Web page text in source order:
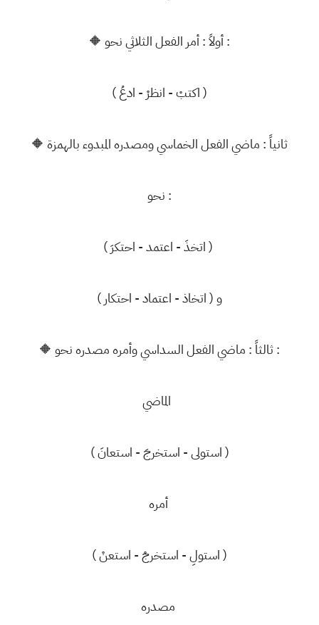
🔶 أولاً : أمر الفعل الثلاثي نحو :
( اكتبْ - انظرْ - ادعُ )
🔶 ثانياً : ماضي الفعل الخماسي ومصدره المبدوء بالهمزة
نحو :
( اتخذَ - اعتمد - احتكرَ )
و ( اتخاذ - اعتماد - احتكار )
🔶 ثالثاً : ماضي الفعل السداسي وأمره مصدره نحو :
( استولى - استخرجَ - استعانَ )
أمره
( استولِ - استخرجْ - استعنْ )